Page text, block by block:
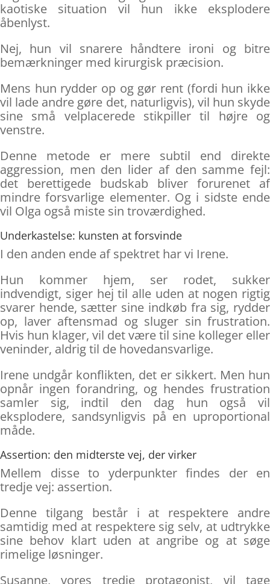
kaotiske situation vil hun ikke eksplodere
åbenlyst.
Nej, hun vil snarere håndtere ironi og bitre
bemærkninger med kirurgisk præcision.
Mens hun rydder op og gør rent (fordi hun ikke
vil lade andre gøre det, naturligvis), vil hun skyde
sine små velplacerede stikpiller til højre og
venstre.
Denne metode er mere subtil end direkte
aggression, men den lider af den samme fejl:
det berettigede budskab bliver forurenet af
mindre forsvarlige elementer. Og i sidste ende
vil Olga også miste sin troværdighed.
Underkastelse: kunsten at forsvinde
I den anden ende af spektret har vi Irene.
Hun kommer hjem, ser rodet, sukker
indvendigt, siger hej til alle uden at nogen rigtig
svarer hende, sætter sine indkøb fra sig, rydder
op, laver aftensmad og sluger sin frustration.
Hvis hun klager, vil det være til sine kolleger eller
veninder, aldrig til de hovedansvarlige.
Irene undgår konflikten, det er sikkert. Men hun
opnår ingen forandring, og hendes frustration
samler sig, indtil den dag hun også vil
eksplodere, sandsynligvis på en uproportional
måde.
Assertion: den midterste vej, der virker
Mellem disse to yderpunkter findes der en
tredje vej: assertion.
Denne tilgang består i at respektere andre
samtidig med at respektere sig selv, at udtrykke
sine behov klart uden at angribe og at søge
rimelige løsninger.
Susanne, vores tredje protagonist, vil tage